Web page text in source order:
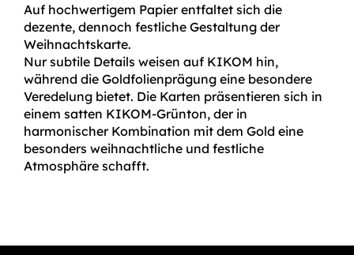
Auf hochwertigem Papier entfaltet sich die
dezente, dennoch festliche Gestaltung der
Weihnachtskarte.
Nur subtile Details weisen auf KIKOM hin,
während die Goldfolienprägung eine besondere
Veredelung bietet. Die Karten präsentieren sich in
einem satten KIKOM-Grünton, der in
harmonischer Kombination mit dem Gold eine
besonders weihnachtliche und festliche
Atmosphäre schafft.